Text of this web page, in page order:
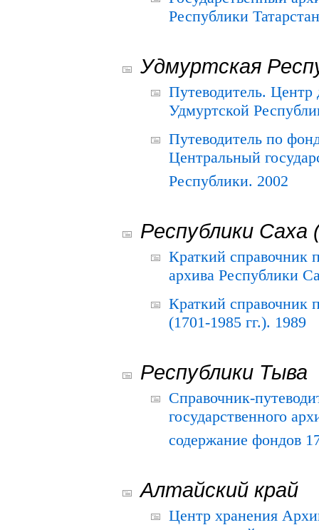
Республики
Удмуртская
Путеводитель.
Удмуртской
Путеводитель по
Центральный
Республики. 2002
Республики Саха
Краткий справочник
архива Республики
Краткий
(1701-1985 гг.). 1989
Республики Тыва
Справочник-
государственного
содержание фондов
Алтайский край
Центр хранения